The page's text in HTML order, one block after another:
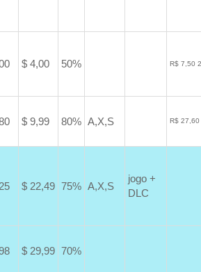
$ 4,00 50% R$ 7,50
$ 9,99 80% A,X,S R$
$ 22,49 75% A,X,S
jogo +
DLC
$ 29,99 70%